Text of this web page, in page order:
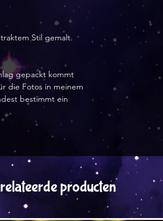
Stil gemalt.
gepackt kommt
die Fotos in meinem
bestimmt ein
Qualität gut.
verschickt.
Yvonne 08.
5 von 5
Größe:
A4 21x29
Alles super
producten